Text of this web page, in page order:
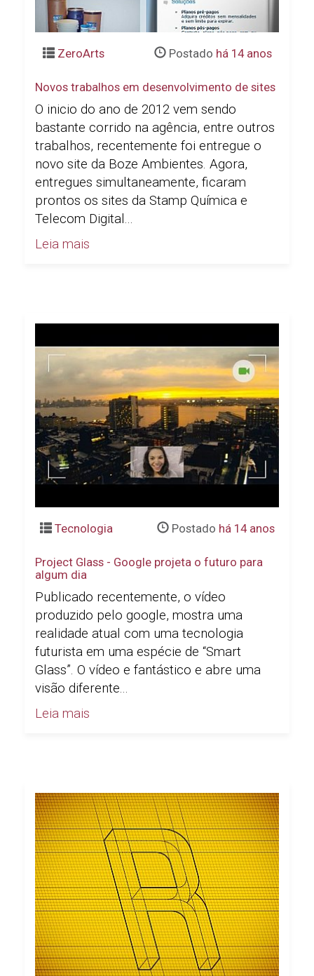
ZeroArts Postado há 14 anos
Novos trabalhos em desenvolvimento de sites
O inicio do ano de 2012 vem sendo
bastante corrido na agência, entre outros
trabalhos, recentemente foi entregue o
novo site da Boze Ambientes. Agora,
entregues simultaneamente, ficaram
prontos os sites da Stamp Química e
Telecom Digital...
Leia mais
Tecnologia Postado há 14 anos
Project Glass - Google projeta o futuro para
algum dia
Publicado recentemente, o vídeo
produzido pelo google, mostra uma
realidade atual com uma tecnologia
futurista em uma espécie de “Smart
Glass”. O vídeo e fantástico e abre uma
visão diferente...
Leia mais